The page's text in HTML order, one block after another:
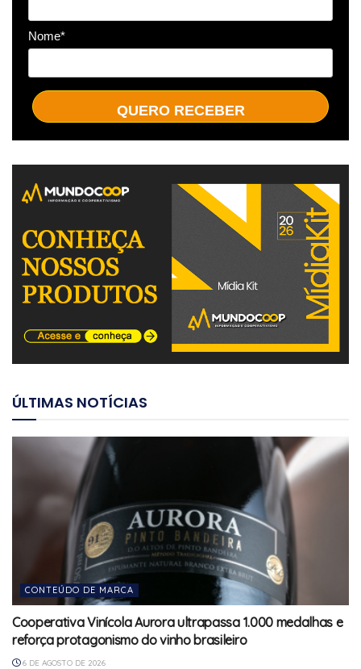
Nome*
QUERO RECEBER
ÚLTIMAS NOTÍCIAS
CONTEÚDO DE MARCA
Cooperativa Vinícola Aurora ultrapassa 1.000 medalhas e
reforça protagonismo do vinho brasileiro
6 DE AGOSTO DE 2026